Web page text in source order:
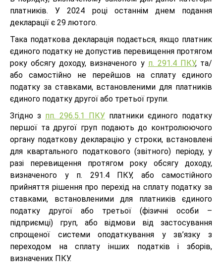
платників. У 2024 році останнім днем подання
декларації є 29 лютого.
Така податкова декларація подається, якщо платник
єдиного податку не допустив перевищення протягом
року обсягу доходу, визначеного у п. 291.4 ПКУ, та/
або самостійно не перейшов на сплату єдиного
податку за ставками, встановленими для платників
єдиного податку другої або третьої групи.
Згідно з пп. 296.5.1 ПКУ платники єдиного податку
першої та другої груп подають до контролюючого
органу податкову декларацію у строки, встановлені
для квартального податкового (звітного) періоду, у
разі перевищення протягом року обсягу доходу,
визначеного у п. 291.4 ПКУ, або самостійного
прийняття рішення про перехід на сплату податку за
ставками, встановленими для платників єдиного
податку другої або третьої (фізичні особи –
підприємці) груп, або відмови від застосування
спрощеної системи оподаткування у зв’язку з
переходом на сплату інших податків і зборів,
визначених ПКУ.